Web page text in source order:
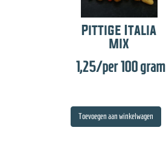
Pittige Italia
mix
1,25/per 100 gram
Toevoegen aan winkelwagen